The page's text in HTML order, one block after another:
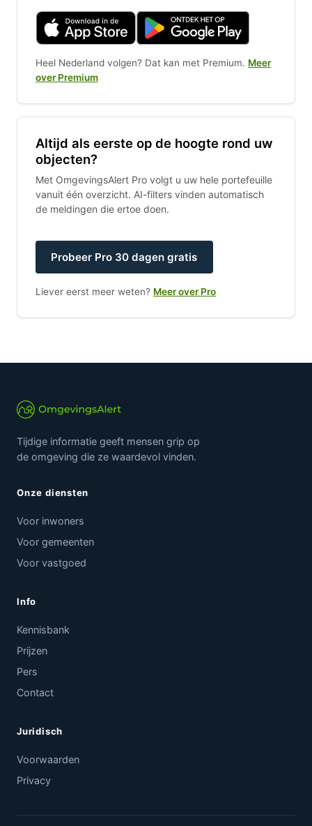
Heel Nederland volgen? Dat kan met Premium. Meer
over Premium
Altijd als eerste op de hoogte rond uw
objecten?
Met OmgevingsAlert Pro volgt u uw hele portefeuille
vanuit één overzicht. AI-filters vinden automatisch
de meldingen die ertoe doen.
Probeer Pro 30 dagen gratis
Liever eerst meer weten? Meer over Pro
Tijdige informatie geeft mensen grip op
de omgeving die ze waardevol vinden.
Onze diensten
Voor inwoners
Voor gemeenten
Voor vastgoed
Info
Kennisbank
Prijzen
Pers
Contact
Juridisch
Voorwaarden
Privacy